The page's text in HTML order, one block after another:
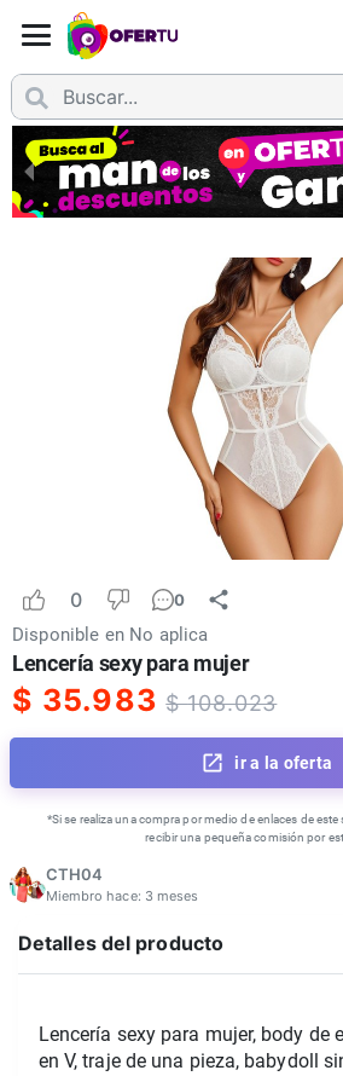
0 0
Disponible en No aplica
Lencería sexy para mujer
$ 35.983 $108.023
ir a la oferta
*Si se realiza una compra por medio de enlaces de
recibir una pequeña comisión por
CTH04
Miembro hace: 3 meses
Detalles del producto
Lencería sexy para mujer, body de
en V, traje de una pieza, babydoll